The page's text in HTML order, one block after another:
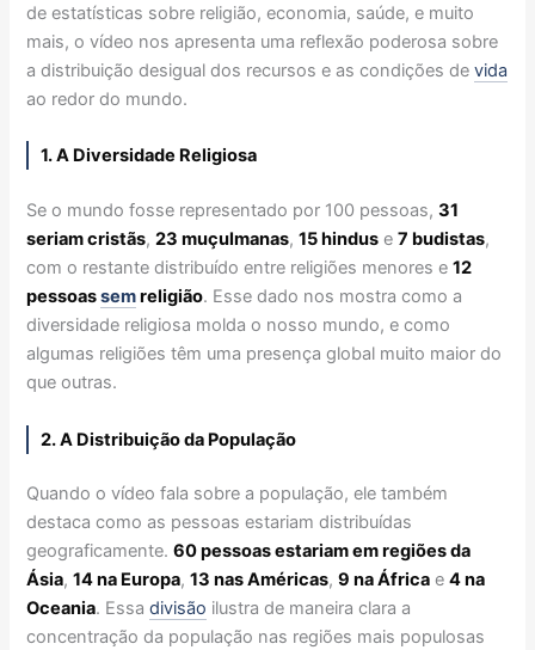
de estatísticas sobre religião, economia, saúde, e muito
mais, o vídeo nos apresenta uma reflexão poderosa sobre
a distribuição desigual dos recursos e as condições devida
ao redor do mundo.
1. A Diversidade Religiosa
Se o mundo fosse representado por 100 pessoas,31
seriam cristãs,23 muçulmanas,15 hindus e7 budistas,
com o restante distribuído entre religiões menores e12
pessoassemreligião. Esse dado nos mostra como a
diversidade religiosa molda o nosso mundo, e como
algumas religiões têm uma presença global muito maior do
que outras.
2. A Distribuição da População
Quando o vídeo fala sobre a população, ele também
destaca como as pessoas estariam distribuídas
geograficamente.60 pessoas estariam em regiões da
Ásia,14 na Europa,13 nas Américas,9 na África e4 na
Oceania. Essadivisão ilustra de maneira clara a
concentração da população nas regiões mais populosas